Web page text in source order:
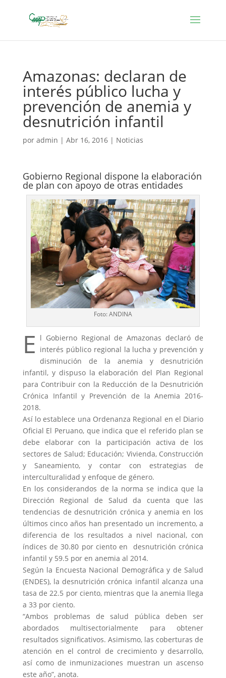
Amazonas: declaran de
interés público lucha y
prevención de anemia y
desnutrición infantil
por admin | Abr 16, 2016| Noticias
Gobierno Regional dispone la elaboración
de plan con apoyo de otras entidades
Foto: ANDINA
E l Gobierno Regional de Amazonas declaró de
interés público regional la lucha y prevención y
disminución de la anemia y desnutrición
infantil, y dispuso la elaboración del Plan Regional
para Contribuir con la Reducción de la Desnutrición
Crónica Infantil y Prevención de la Anemia 2016-
2018.
Así lo establece una Ordenanza Regional en el Diario
Oficial El Peruano, que indica que el referido plan se
debe elaborar con la participación activa de los
sectores de Salud; Educación; Vivienda, Construcción
y Saneamiento, y contar con estrategias de
interculturalidad y enfoque de género.
En los considerandos de la norma se indica que la
Dirección Regional de Salud da cuenta que las
tendencias de desnutrición crónica y anemia en los
últimos cinco años han presentado un incremento, a
diferencia de los resultados a nivel nacional, con
índices de 30.80 por ciento en desnutrición crónica
infantil y 59.5 por en anemia al 2014.
Según la Encuesta Nacional Demográfica y de Salud
(ENDES), la desnutrición crónica infantil alcanza una
tasa de 22.5 por ciento, mientras que la anemia llega
a 33 por ciento.
“Ambos problemas de salud pública deben ser
abordados multisectorialmente para obtener
resultados significativos. Asimismo, las coberturas de
atención en el control de crecimiento y desarrollo,
así como de inmunizaciones muestran un ascenso
este año”, anota.